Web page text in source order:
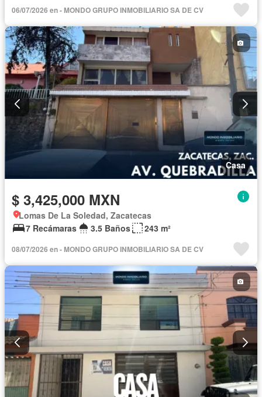
06/07/2026 en - MONDO GRUPO INMOBILIARIO SA DE CV
Casa
$ 3,425,000 MXN
Lomas De La Soledad, Zacatecas
7 Recámaras
3.5 Baños 243 m²
08/07/2026 en - MONDO GRUPO INMOBILIARIO SA DE CV